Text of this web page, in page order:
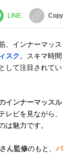
LINE Copy
、インナーマッス
スク 。スキマ時間
して注目されてい
インナーマッスル
レビを見ながら、
は魅力です。
ん監修のもと、 バ